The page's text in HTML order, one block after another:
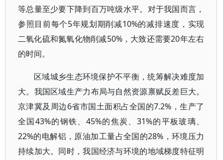
等总量至少要下降到百万吨级水平。对于我国而言，
参照目前每个5年规划期削减10%的减排速度，实现
二氧化硫和氮氧化物削减50%，大致还需要20年左右
的时间。
区域城乡生态环境保护不平衡，统筹解决难度加
大。我国区域生产力布局与自然资源禀赋反差巨大。
京津冀及周边6省市国土面积占全国的7.2%，生产了
全国43%的钢铁、45%的焦炭、31%的平板玻璃、
22%的电解铝，原油加工量占全国的28%，环境压力
持续加大。同时，我国经济与环境的地域梯度特征明